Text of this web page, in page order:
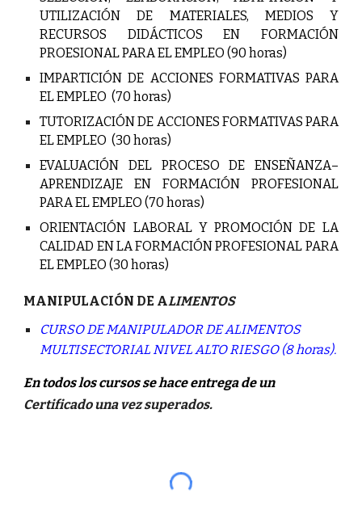
UTILIZACIÓN DE MATERIALES, MEDIOS Y
RECURSOS DIDÁCTICOS EN FORMACIÓN
PROESIONAL PARA EL EMPLEO (90 horas)
IMPARTICIÓN DE ACCIONES FORMATIVAS PARA
EL EMPLEO (70 horas)
TUTORIZACIÓN DE ACCIONES FORMATIVAS PARA
EL EMPLEO (30 horas)
EVALUACIÓN DEL PROCESO DE ENSEÑANZA–
APRENDIZAJE EN FORMACIÓN PROFESIONAL
PARA EL EMPLEO (70 horas)
ORIENTACIÓN LABORAL Y PROMOCIÓN DE LA
CALIDAD EN LA FORMACIÓN PROFESIONAL PARA
EL EMPLEO (30 horas)
MANIPULACIÓN DE ALIMENTOS
CURSO DE MANIPULADOR DE ALIMENTOS
MULTISECTORIAL NIVEL ALTO RIESGO (8 horas).
En todos los cursos se hace entrega de un
Certificadouna vezsuperados.